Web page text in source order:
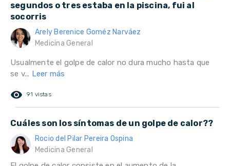
segundos o tres estaba en la piscina, fui al
socorris
Arely Berenice Goméz Narváez
Medicina General
Usualmente el golpe de calor no dura mucho hasta que
se v... Leer más
remove_red_eye 91 vistas
Cuáles son los síntomas de un golpe de calor??
Rocio del Pilar Pereira Ospina
Medicina General